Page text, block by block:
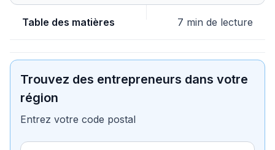
Table des matières 7 min de lecture
Trouvez des entrepreneurs dans votre
région
Entrez votre code postal